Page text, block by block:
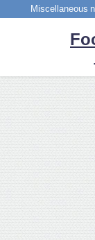
Miscellaneous